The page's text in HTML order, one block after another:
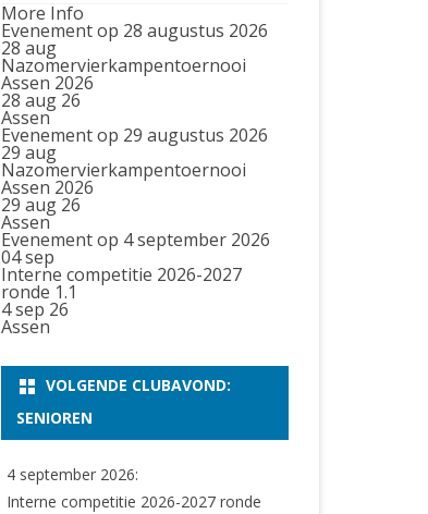
More Info
Evenement op 28 augustus 2026
28 aug
Nazomervierkampentoernooi
Assen 2026
28 aug 26
Assen
Evenement op 29 augustus 2026
29 aug
Nazomervierkampentoernooi
Assen 2026
29 aug 26
Assen
Evenement op 4 september 2026
04sep
Interne competitie 2026-2027
ronde 1.1
4 sep 26
Assen
VOLGENDE CLUBAVOND:
SENIOREN
4 september 2026:
Interne competitie 2026-2027 ronde